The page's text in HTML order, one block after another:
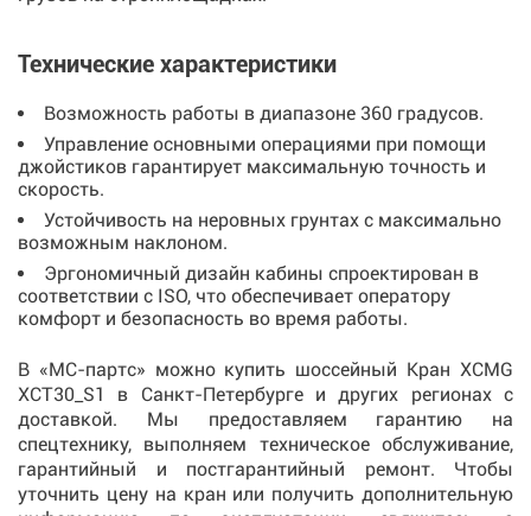
Технические характеристики
Возможность работы в диапазоне 360 градусов.
Управление основными операциями при помощи
джойстиков гарантирует максимальную точность и
скорость.
Устойчивость на неровных грунтах с максимально
возможным наклоном.
Эргономичный дизайн кабины спроектирован в
соответствии с ISO, что обеспечивает оператору
комфорт и безопасность во время работы.
В «МС-партс» можно купить шоссейный Кран XCMG
XCT30_S1 в Санкт-Петербурге и других регионах с
доставкой. Мы предоставляем гарантию на
спецтехнику, выполняем техническое обслуживание,
гарантийный и постгарантийный ремонт. Чтобы
уточнить цену на кран или получить дополнительную